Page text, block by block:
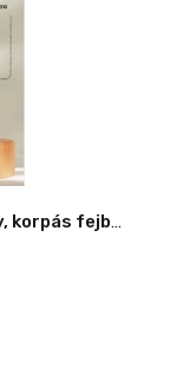
Kérastase Symbiose Szett érzékeny, korpás fejbőrre -8%